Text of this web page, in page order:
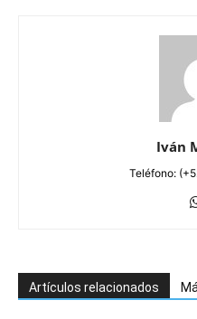
Iván
Teléfono:
Artículos relacionados